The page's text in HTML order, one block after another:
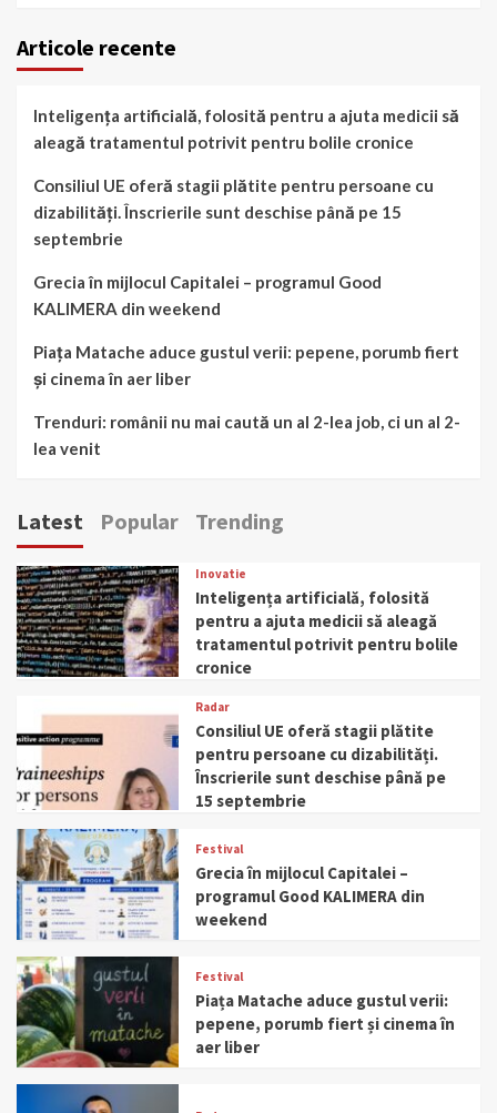
Articole recente
Inteligența artificială, folosită pentru a ajuta medicii să
aleagă tratamentul potrivit pentru bolile cronice
Consiliul UE oferă stagii plătite pentru persoane cu
dizabilități. Înscrierile sunt deschise până pe 15
septembrie
Grecia în mijlocul Capitalei – programul Good
KALIMERA din weekend
Piața Matache aduce gustul verii: pepene, porumb fiert
și cinema în aer liber
Trenduri: românii nu mai caută un al 2-lea job, ci un al 2-
lea venit
Latest Popular Trending
Inovatie
Inteligența artificială, folosită
pentru a ajuta medicii să aleagă
tratamentul potrivit pentru bolile
cronice
Radar
Consiliul UE oferă stagii plătite
pentru persoane cu dizabilități.
Înscrierile sunt deschise până pe
15 septembrie
Festival
Grecia în mijlocul Capitalei –
programul Good KALIMERA din
weekend
Festival
Piața Matache aduce gustul verii:
pepene, porumb fiert și cinema în
aer liber